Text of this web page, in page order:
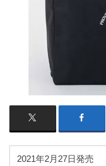
2021年2月27日発売